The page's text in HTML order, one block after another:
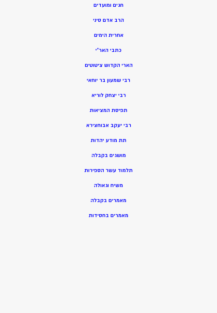
חגים ומועדים
הרב אדם סיני
אחרית הימים
כתבי האר”י
הארי הקדוש ציטוטים
רבי שמעון בר יוחאי
רבי יצחק לוריא
תפיסת המציאות
רבי יעקב אבוחצירא
תת מודע יהדות
מושגים בקבלה
תלמוד עשר הספירות
משיח וגאולה
מאמרים בקבלה
מאמרים בחסידות